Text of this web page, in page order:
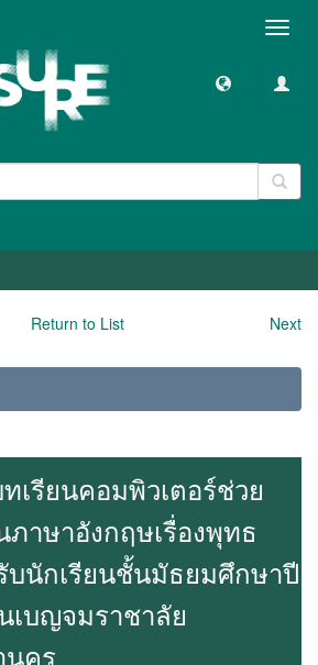
Return to List Next
เรียนคอมพิวเตอร์ช่วย
าษาอังกฤษเรื่องพุทธ
บนักเรียนชั้นมัธยมศึกษาปี
เบญจมราชาลัย
นคร